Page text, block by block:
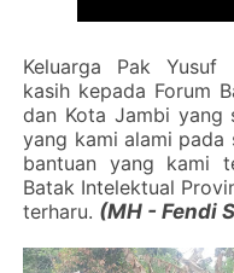
Keluarga Pak Yusuf
kasih kepada Forum
dan Kota Jambi yang
yang kami alami pada
bantuan yang kami
Batak Intelektual
terharu. (MH - Fendi